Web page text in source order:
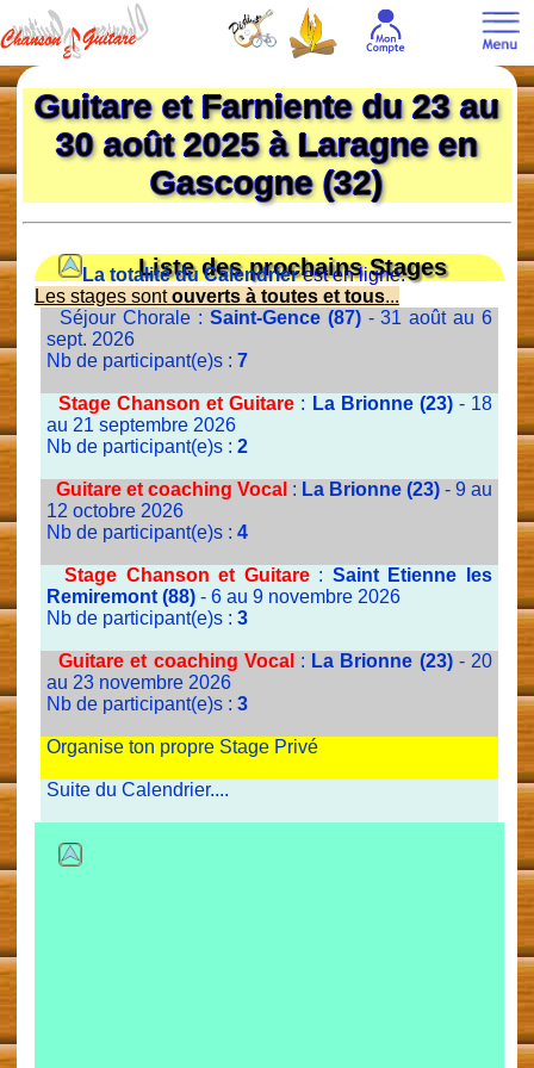
Guitare et Farniente du 23 au
30 août 2025 à Laragne en
Gascogne (32)
Liste des prochains Stages
La totalité du Calendrierest en ligne.
Les stages sontouverts à toutes et tous...
Séjour Chorale : Saint-Gence (87)- 31 août au 6
sept. 2026
Nb de participant(e)s : 7
Stage Chanson et Guitare : La Brionne (23)- 18
au 21 septembre 2026
Nb de participant(e)s : 2
Guitare et coaching Vocal : La Brionne (23)- 9 au
12 octobre 2026
Nb de participant(e)s : 4
Stage Chanson et Guitare: Saint Etienne les
Remiremont (88)- 6 au 9 novembre 2026
Nb de participant(e)s : 3
Guitare et coaching Vocal : La Brionne (23)- 20
au 23 novembre 2026
Nb de participant(e)s : 3
Organise ton propre Stage Privé
Suite du Calendrier....